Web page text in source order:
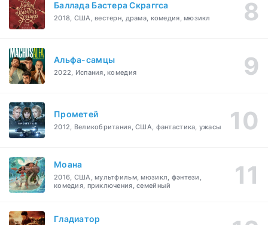
Баллада Бастера Скраггса
2018, США, вестерн, драма, комедия, мюзикл
Альфа-самцы
2022, Испания, комедия
Прометей
2012, Великобритания, США, фантастика, ужасы
Моана
2016, США, мультфильм, мюзикл, фэнтези,
комедия, приключения, семейный
Гладиатор